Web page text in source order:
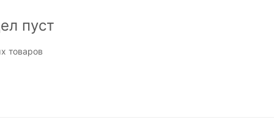
пуст
товаров